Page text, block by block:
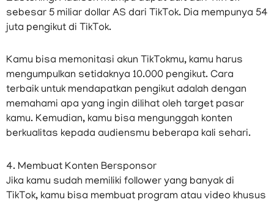
sebesar 5 miliar dollar AS dari TikTok. Dia mempunya 54
juta pengikut di TikTok.
Kamu bisa memonitasi akun TikTokmu, kamu harus
mengumpulkan setidaknya 10.000 pengikut. Cara
terbaik untuk mendapatkan pengikut adalah dengan
memahami apa yang ingin dilihat oleh target pasar
kamu. Kemudian, kamu bisa mengunggah konten
berkualitas kepada audiensmu beberapa kali sehari.
4. Membuat Konten Bersponsor
Jika kamu sudah memiliki follower yang banyak di
TikTok, kamu bisa membuat program atau video khusus